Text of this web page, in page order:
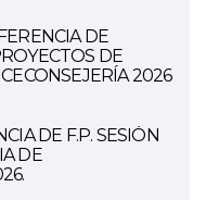
DE
DE
2026
DE F.P. SESIÓN
DE